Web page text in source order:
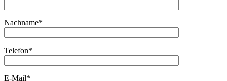
Nachname*
Telefon*
E-Mail*